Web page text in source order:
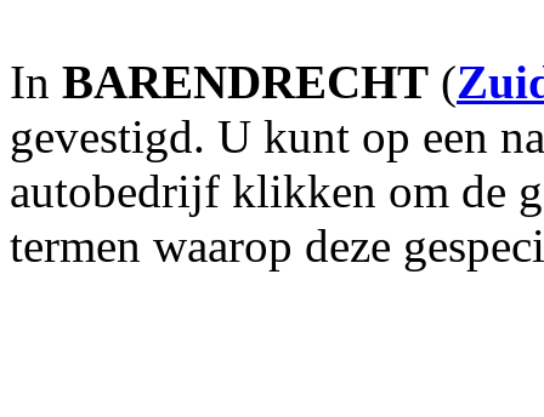
In BARENDRECHT (
gevestigd. U kunt op een
autobedrijf klikken om de
termen waarop deze